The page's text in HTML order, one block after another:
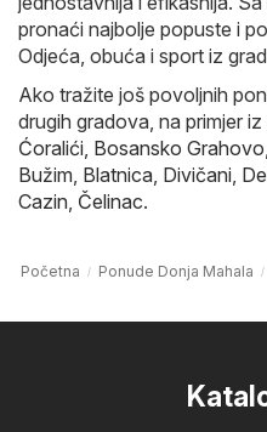
pronaći najbolje popuste i
Odjeća, obuća i sport iz
Ako tražite još povoljnih
drugih gradova, na primjer iz
Ćoralići Bosansko Grahovo
Bužim Blatnica Divičani
Cazin Čelinac.
Početna Ponude Donja Mahala